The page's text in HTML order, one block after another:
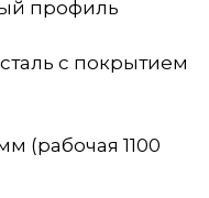
профиль
с покрытием
(рабочая 1100